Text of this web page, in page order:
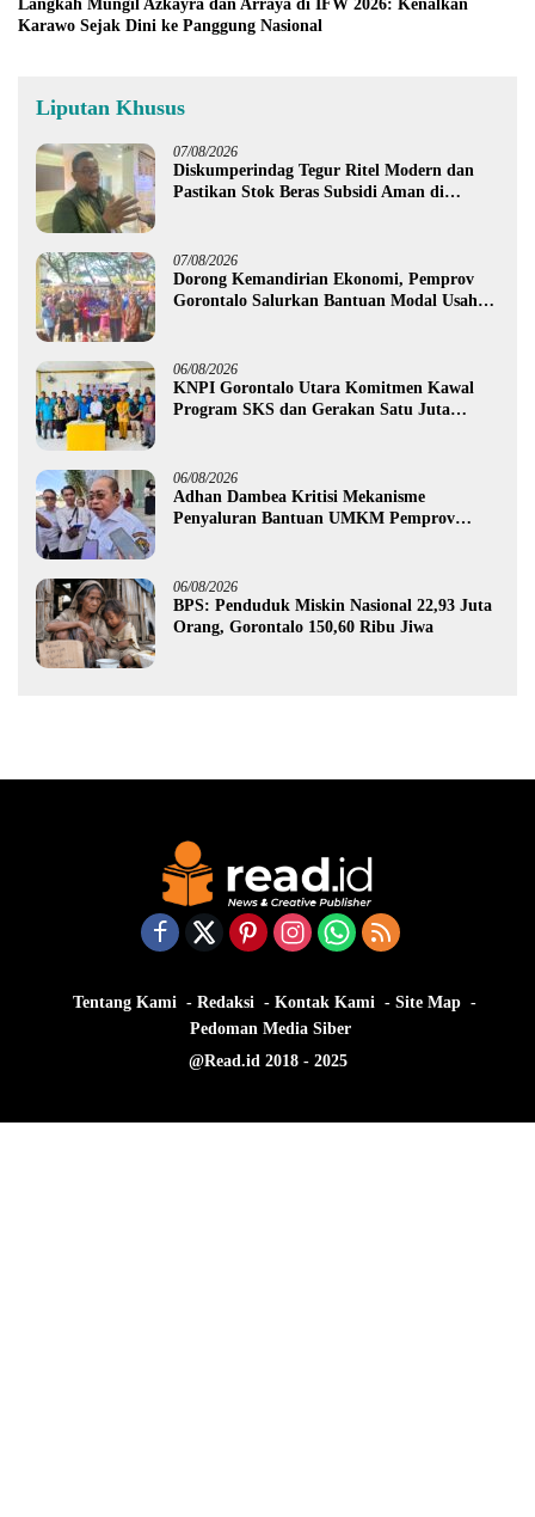
Langkah Mungil Azkayra dan Arraya di IFW 2026: Kenalkan
Karawo Sejak Dini ke Panggung Nasional
Liputan Khusus
07/08/2026
Diskumperindag Tegur Ritel Modern dan
Pastikan Stok Beras Subsidi Aman di
07/08/2026
Dorong Kemandirian Ekonomi, Pemprov
Gorontalo Salurkan Bantuan Modal Usaha
06/08/2026
KNPI Gorontalo Utara Komitmen Kawal
Program SKS dan Gerakan Satu Juta
06/08/2026
Adhan Dambea Kritisi Mekanisme
Penyaluran Bantuan UMKM Pemprov
06/08/2026
BPS: Penduduk Miskin Nasional 22,93 Juta
Orang, Gorontalo 150,60 Ribu Jiwa
Tentang Kami Redaksi Kontak Kami
Site Map
Pedoman Media Siber
@Read.id 2018 - 2025